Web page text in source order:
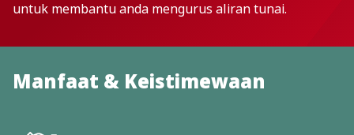
untuk membantu anda mengurus aliran tunai.
Manfaat & Keistimewaan